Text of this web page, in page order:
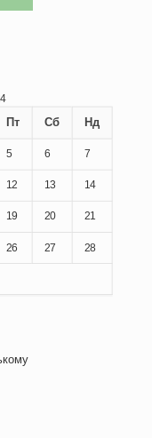
Пт Сб Нд
5 6 7
12 13 14
19 20 21
26 27 28